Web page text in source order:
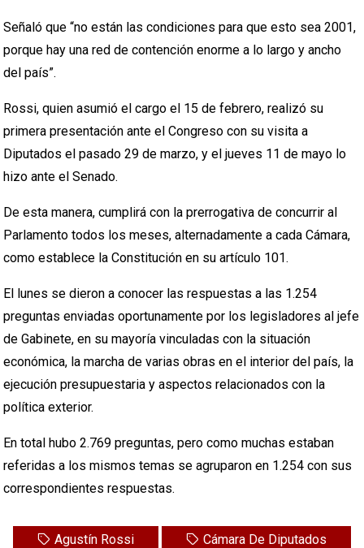
Señaló que “no están las condiciones para que esto sea 2001,
porque hay una red de contención enorme a lo largo y ancho
del país”.
Rossi, quien asumió el cargo el 15 de febrero, realizó su
primera presentación ante el Congreso con su visita a
Diputados el pasado 29 de marzo, y el jueves 11 de mayo lo
hizo ante el Senado.
De esta manera, cumplirá con la prerrogativa de concurrir al
Parlamento todos los meses, alternadamente a cada Cámara,
como establece la Constitución en su artículo 101.
El lunes se dieron a conocer las respuestas a las 1.254
preguntas enviadas oportunamente por los legisladores al jefe
de Gabinete, en su mayoría vinculadas con la situación
económica, la marcha de varias obras en el interior del país, la
ejecución presupuestaria y aspectos relacionados con la
política exterior.
En total hubo 2.769 preguntas, pero como muchas estaban
referidas a los mismos temas se agruparon en 1.254 con sus
correspondientes respuestas.
Agustín Rossi
Cámara De Diputados